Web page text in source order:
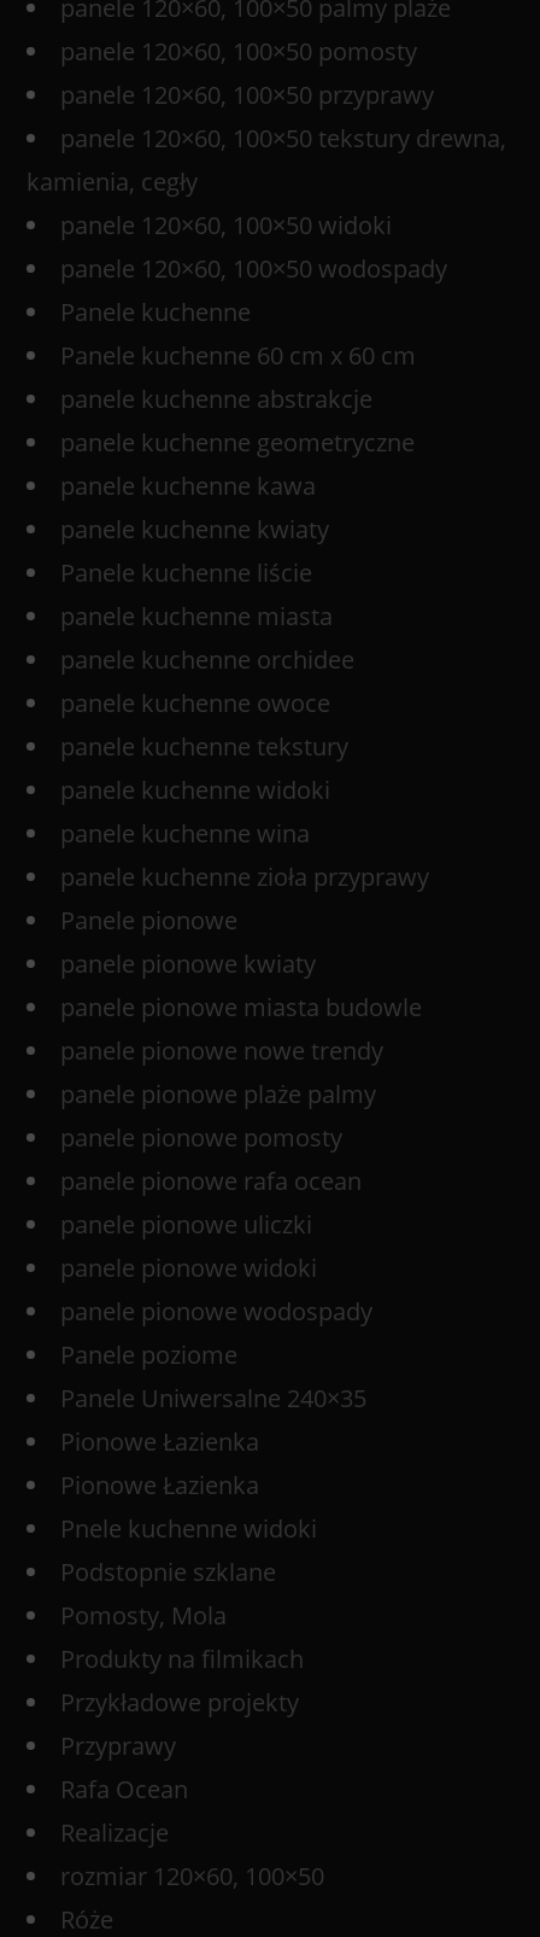
panele 120×60, 100×50 palmy plaże
panele 120×60, 100×50 pomosty
panele 120×60, 100×50 przyprawy
panele 120×60, 100×50 tekstury drewna,
kamienia, cegły
panele 120×60, 100×50 widoki
panele 120×60, 100×50 wodospady
Panele kuchenne
Panele kuchenne 60 cm x 60 cm
panele kuchenne abstrakcje
panele kuchenne geometryczne
panele kuchenne kawa
panele kuchenne kwiaty
Panele kuchenne liście
panele kuchenne miasta
panele kuchenne orchidee
panele kuchenne owoce
panele kuchenne tekstury
panele kuchenne widoki
panele kuchenne wina
panele kuchenne zioła przyprawy
Panele pionowe
panele pionowe kwiaty
panele pionowe miasta budowle
panele pionowe nowe trendy
panele pionowe plaże palmy
panele pionowe pomosty
panele pionowe rafa ocean
panele pionowe uliczki
panele pionowe widoki
panele pionowe wodospady
Panele poziome
Panele Uniwersalne 240×35
Pionowe Łazienka
Pionowe Łazienka
Pnele kuchenne widoki
Podstopnie szklane
Pomosty, Mola
Produkty na filmikach
Przykładowe projekty
Przyprawy
Rafa Ocean
Realizacje
rozmiar 120×60, 100×50
Róże